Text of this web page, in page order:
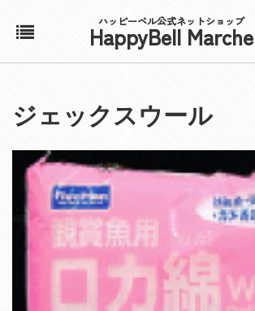
ハッピーベル公式ネットショップ
HappyBell Marche
アカウント
カート
ジェックスウール